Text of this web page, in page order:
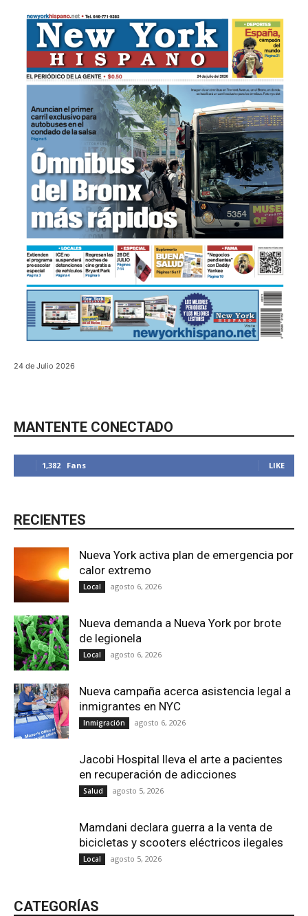
24 de Julio 2026
MANTENTE CONECTADO
1,382 Fans LIKE
RECIENTES
Nueva York activa plan de emergencia por
calor extremo
Local agosto 6, 2026
Nueva demanda a Nueva York por brote
de legionela
Local agosto 6, 2026
Nueva campaña acerca asistencia legal a
inmigrantes en NYC
Inmigración agosto 6, 2026
Jacobi Hospital lleva el arte a pacientes
en recuperación de adicciones
Salud agosto 5, 2026
Mamdani declara guerra a la venta de
bicicletas y scooters eléctricos ilegales
Local agosto 5, 2026
CATEGORÍAS